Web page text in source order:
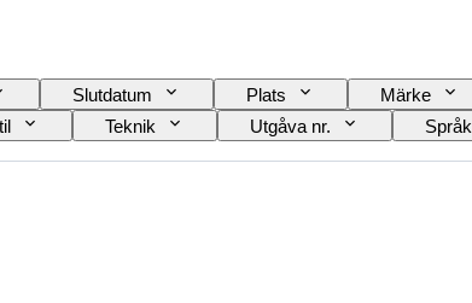
Slutdatum Plats Märke
Teknik Utgåva nr. Språk
Typ av kikare Typ av teleskop